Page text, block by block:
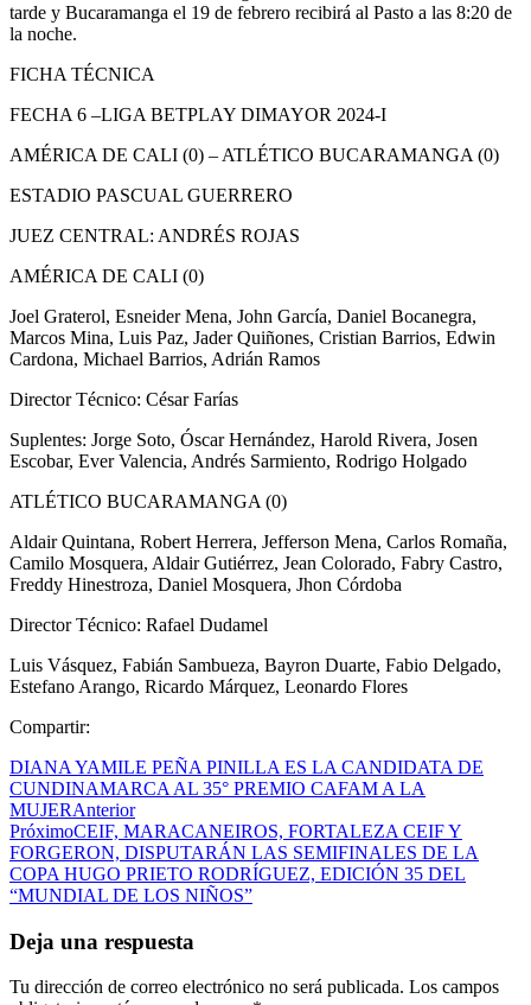
tarde y Bucaramanga el 19 de febrero recibirá al Pasto a las 8:20 de
la noche.
FICHA TÉCNICA
FECHA 6 –LIGA BETPLAY DIMAYOR 2024-I
AMÉRICA DE CALI (0) – ATLÉTICO BUCARAMANGA (0)
ESTADIO PASCUAL GUERRERO
JUEZ CENTRAL: ANDRÉS ROJAS
AMÉRICA DE CALI (0)
Joel Graterol, Esneider Mena, John García, Daniel Bocanegra,
Marcos Mina, Luis Paz, Jader Quiñones, Cristian Barrios, Edwin
Cardona, Michael Barrios, Adrián Ramos
Director Técnico: César Farías
Suplentes: Jorge Soto, Óscar Hernández, Harold Rivera, Josen
Escobar, Ever Valencia, Andrés Sarmiento, Rodrigo Holgado
ATLÉTICO BUCARAMANGA (0)
Aldair Quintana, Robert Herrera, Jefferson Mena, Carlos Romaña,
Camilo Mosquera, Aldair Gutiérrez, Jean Colorado, Fabry Castro,
Freddy Hinestroza, Daniel Mosquera, Jhon Córdoba
Director Técnico: Rafael Dudamel
Luis Vásquez, Fabián Sambueza, Bayron Duarte, Fabio Delgado,
Estefano Arango, Ricardo Márquez, Leonardo Flores
Compartir:
DIANA YAMILE PEÑA PINILLA ES LA CANDIDATA DE
CUNDINAMARCA AL 35° PREMIO CAFAM A LA
MUJERAnterior
PróximoCEIF, MARACANEIROS, FORTALEZA CEIF Y
FORGERON, DISPUTARÁN LAS SEMIFINALES DE LA
COPA HUGO PRIETO RODRÍGUEZ, EDICIÓN 35 DEL
“MUNDIAL DE LOS NIÑOS”
Deja una respuesta
Tu dirección de correo electrónico no será publicada. Los campos